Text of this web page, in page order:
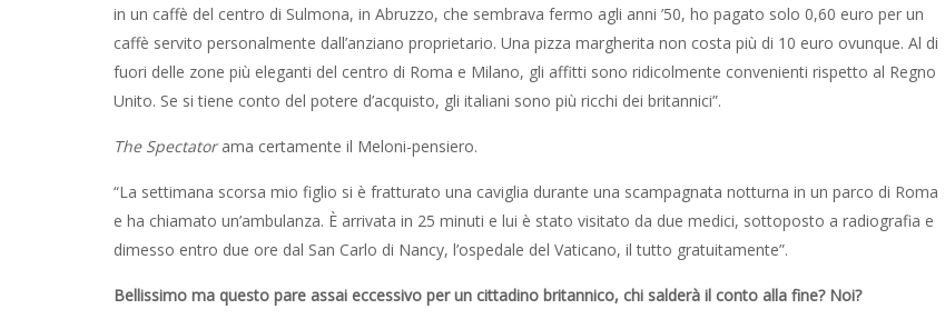
in un caffè del centro di Sulmona, in Abruzzo, che sembrava fermo agli anni ’50, ho pagato solo 0,60 euro per un
caffè servito personalmente dall’anziano proprietario. Una pizza margherita non costa più di 10 euro ovunque. Al di
fuori delle zone più eleganti del centro di Roma e Milano, gli affitti sono ridicolmente convenienti rispetto al Regno
Unito. Se si tiene conto del potere d’acquisto, gli italiani sono più ricchi dei britannici”.
The Spectatorama certamente il Meloni-pensiero.
“La settimana scorsa mio figlio si è fratturato una caviglia durante una scampagnata notturna in un parco di Roma
e ha chiamato un’ambulanza. È arrivata in 25 minuti e lui è stato visitato da due medici, sottoposto a radiografia e
dimesso entro due ore dal San Carlo di Nancy, l’ospedale del Vaticano, il tutto gratuitamente”.
Bellissimo ma questo pare assai eccessivo per un cittadino britannico, chi salderà il conto alla fine? Noi?